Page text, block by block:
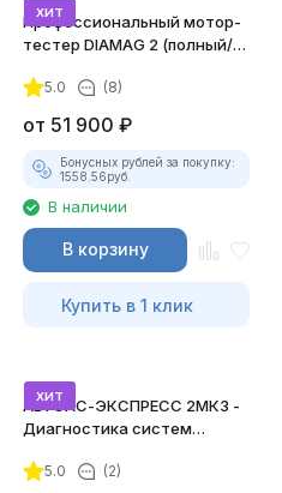
хит
Профессиональный мотор-
тестер DIAMAG 2 (полный/
5.0 (8)
от 51 900 ₽
Бонусных рублей за покупку:
1558.56руб.
В наличии
В корзину
Купить в 1 клик
хит
АВТОАС-ЭКСПРЕСС 2МК3 -
Диагностика систем
5.0 (2)